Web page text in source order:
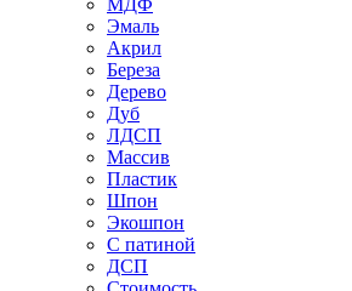
МДФ
Эмаль
Акрил
Береза
Дерево
Дуб
ЛДСП
Массив
Пластик
Шпон
Экошпон
С патиной
ДСП